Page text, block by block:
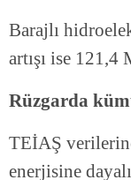
Barajlı
artışı ise
Rüzgarda
TEİAŞ
enerjisine